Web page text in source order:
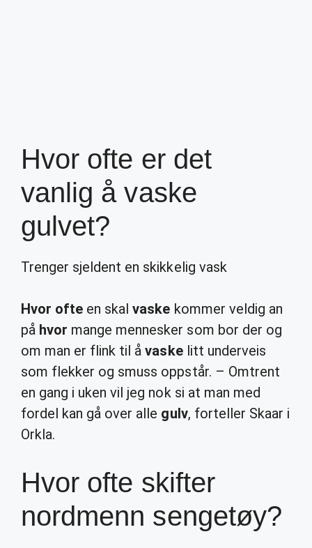
Hvor ofte er det
vanlig å vaske
gulvet?
Trenger sjeldent en skikkelig vask
Hvor ofte en skalvaske kommer veldig an
på hvor mange mennesker som bor der og
om man er flink til åvaskelitt underveis
som flekker og smuss oppstår. – Omtrent
en gang i uken vil jeg nok si at man med
fordel kan gå over alle gulv, forteller Skaar i
Orkla.
Hvor ofte skifter
nordmenn sengetøy?